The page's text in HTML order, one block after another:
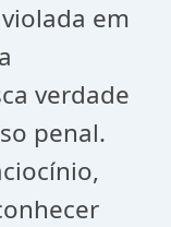
em
verdade
penal.